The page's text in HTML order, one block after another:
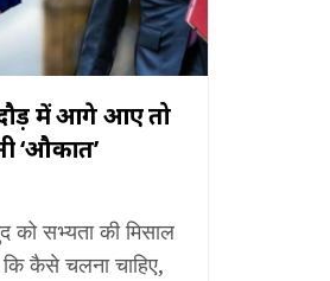
में आगे आए तो
‘औकात’
को सभ्यता की मिसाल
कैसे चलना चाहिए,